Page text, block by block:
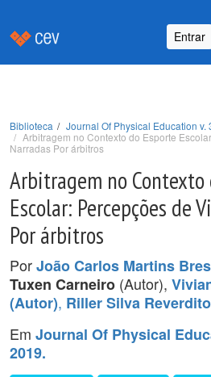
Entrar
Biblioteca
Journal Of Physical Education v.
Arbitragem no Contexto do Esporte
Narradas Por árbitros
Arbitragem no Contexto
Escolar: Percepções de
Por árbitros
PorJoão Carlos Martins
Tuxen Carneiro (Autor),
(Autor), Riller Silva
Em Journal Of Physical
2019.